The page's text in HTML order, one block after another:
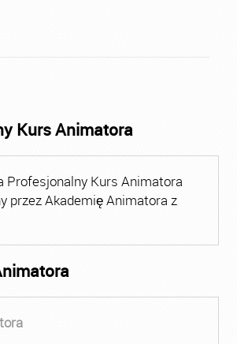
Kurs Animatora
Profesjonalny Kurs Animatora
przez Akademię Animatora z